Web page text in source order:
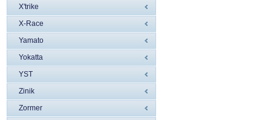
X'trike
X-Race
Yamato
Yokatta
YST
Zinik
Zormer